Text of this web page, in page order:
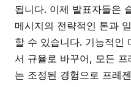
됩니다. 이제 발표자들은
메시지의 전략적인 톤과
할 수 있습니다. 기능적인
서 규율로 바꾸어, 모든
는 조정된 경험으로 프레